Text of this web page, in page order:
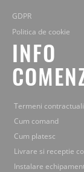
GDPR
Politica de cookie
INFO
Termeni contractuali
Cum comand
Cum platesc
Livrare si receptie
Instalare